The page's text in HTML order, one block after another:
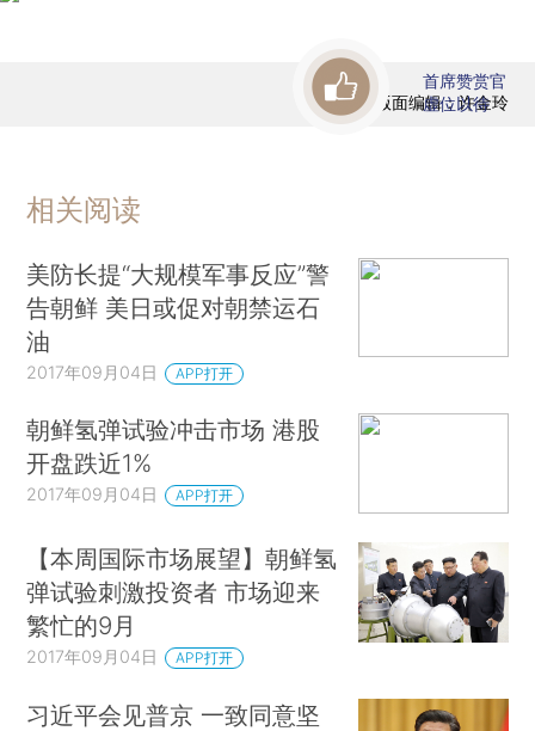
版面编辑：许金玲
首席赞赏官
虚位以待
相关阅读
美防长提“大规模军事反应”警
告朝鲜 美日或促对朝禁运石
油
2017年09月04日 APP打开
朝鲜氢弹试验冲击市场 港股
开盘跌近1%
2017年09月04日 APP打开
【本周国际市场展望】朝鲜氢
弹试验刺激投资者 市场迎来
繁忙的9月
2017年09月04日 APP打开
习近平会见普京 一致同意坚